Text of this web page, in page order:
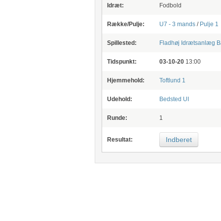
Idræt: Fodbold
Række/Pulje: U7 - 3 mands / Pulje 1
Spillested: Fladhøj Idrætsanlæg
Tidspunkt: 03-10-20 13:00
Hjemmehold: Toftlund 1
Udehold: Bedsted UI
Runde: 1
Resultat: Indberet